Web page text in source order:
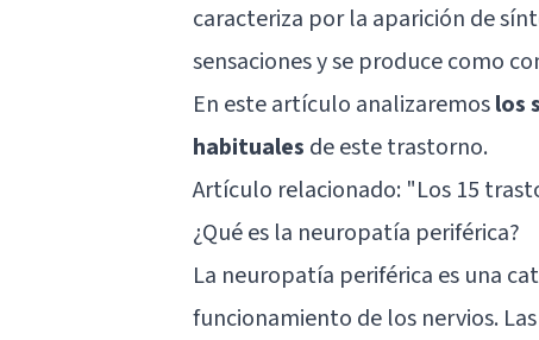
caracteriza por la aparición de
sensaciones y se produce como
En este artículo analizaremoslos
habituales de este trastorno.
Artículo relacionado: "Los 15
¿Qué es la neuropatía periférica?
La neuropatía periférica es una
funcionamiento de los nervios.